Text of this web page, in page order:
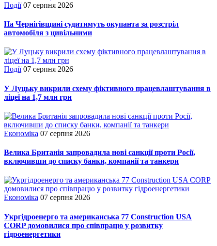
Події 07 серпня 2026
На Чернігівщині судитимуть окупанта за розстріл
автомобіля з цивільними
Події 07 серпня 2026
У Луцьку викрили схему фіктивного працевлаштування в
ліцеї на 1,7 млн грн
Економіка 07 серпня 2026
Велика Британія запровадила нові санкції проти Росії,
включивши до списку банки, компанії та танкери
Економіка 07 серпня 2026
Укргідроенерго та американська 77 Construction USA
CORP домовилися про співпрацю у розвитку
гідроенергетики